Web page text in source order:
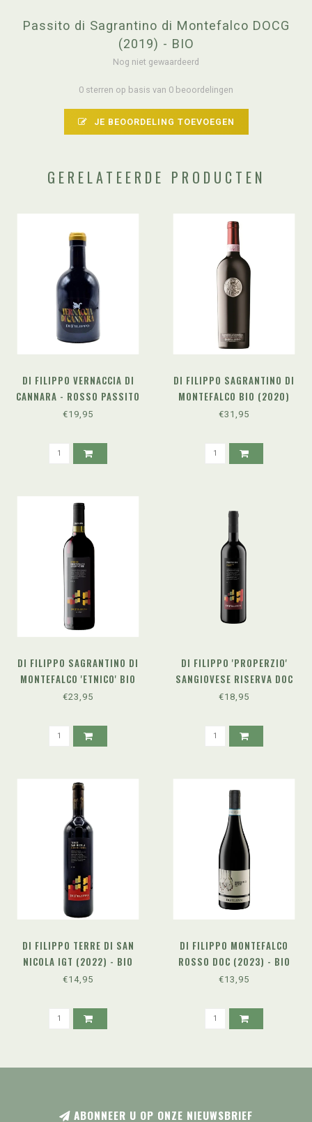
Passito di Sagrantino di Montefalco DOCG
(2019) - BIO
Nog niet gewaardeerd
0 sterren op basis van 0 beoordelingen
JE BEOORDELING TOEVOEGEN
GERELATEERDE PRODUCTEN
DI FILIPPO VERNACCIA DI
CANNARA - ROSSO PASSITO
DOC (2024)
€19,95
DI FILIPPO SAGRANTINO DI
MONTEFALCO BIO (2020)
€31,95
DI FILIPPO SAGRANTINO DI
MONTEFALCO 'ETNICO' BIO
(2020)
€23,95
DI FILIPPO 'PROPERZIO'
SANGIOVESE RISERVA DOC
(2021) - BIO
€18,95
DI FILIPPO TERRE DI SAN
NICOLA IGT (2022) - BIO
€14,95
DI FILIPPO MONTEFALCO
ROSSO DOC (2023) - BIO
€13,95
ABONNEER U OP ONZE NIEUWSBRIEF